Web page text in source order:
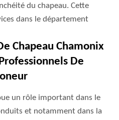
du chapeau. Cette
dans le département
Chapeau Chamonix
De
un rôle important dans le
et notamment dans la